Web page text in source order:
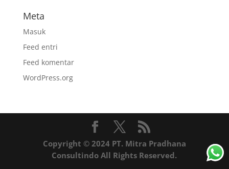
Meta
Masuk
Feed entri
Feed komentar
WordPress.org
Copyright © 2024 PT. Mitra Pradhana
Consultindo All Rights Reserved.